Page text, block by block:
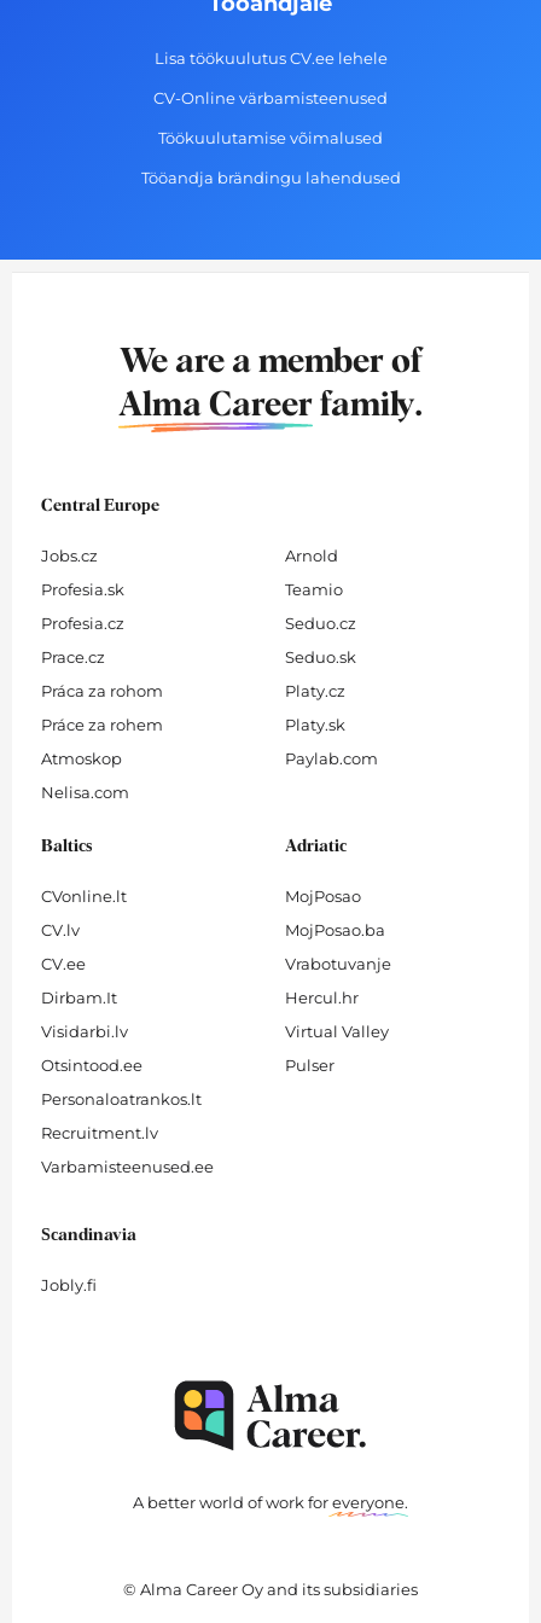
Lisa töökuulutus CV.ee lehele
CV-Online värbamisteenused
Töökuulutamise võimalused
Tööandja brändingu lahendused
We are a member of
Alma Career family.
Central Europe
Jobs.cz
Profesia.sk
Profesia.cz
Prace.cz
Práca za rohom
Práce za rohem
Atmoskop
Nelisa.com
Arnold
Teamio
Seduo.cz
Seduo.sk
Platy.cz
Platy.sk
Paylab.com
Baltics
CVonline.lt
CV.lv
CV.ee
Dirbam.It
Visidarbi.lv
Otsintood.ee
Personaloatrankos.lt
Recruitment.lv
Varbamisteenused.ee
Adriatic
MojPosao
MojPosao.ba
Vrabotuvanje
Hercul.hr
Virtual Valley
Pulser
Scandinavia
Jobly.fi
A better world of work foreveryone.
© Alma Career Oy and its subsidiaries